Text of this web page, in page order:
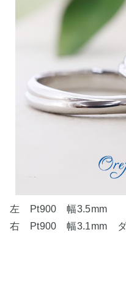
左 Pt900 幅3.5mm
右 Pt900 幅3.1mm ダ